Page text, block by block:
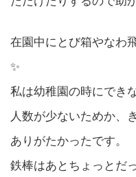
在園中にとび箱やなわ
✨
私は幼稚園の時にでき
人数が少ないためか、
ありがたかったです。
鉄棒はあとちょっとだ